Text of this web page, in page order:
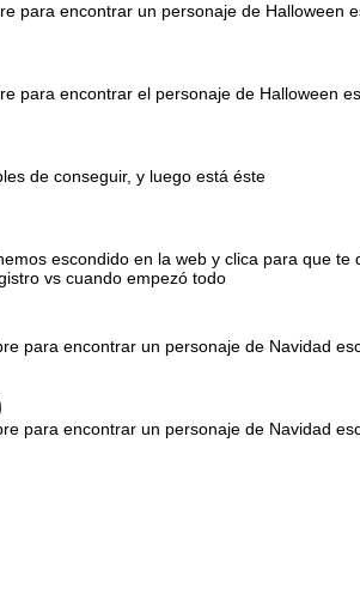
para encontrar un personaje de Halloween
para encontrar el personaje de Halloween
de conseguir, y luego está éste
escondido en la web y clica para que
vs cuando empezó todo
para encontrar un personaje de Navidad
para encontrar un personaje de Navidad